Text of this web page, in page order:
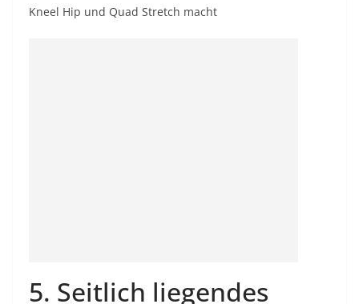
Kneel Hip und Quad Stretch macht
5. Seitlich liegendes